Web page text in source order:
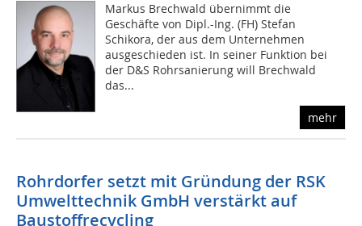
Markus Brechwald übernimmt die
Geschäfte von Dipl.-Ing. (FH) Stefan
Schikora, der aus dem Unternehmen
ausgeschieden ist. In seiner Funktion bei
der D&S Rohrsanierung will Brechwald
das...
mehr
Rohrdorfer setzt mit Gründung der RSK
Umwelttechnik GmbH verstärkt auf
Baustoffrecycling